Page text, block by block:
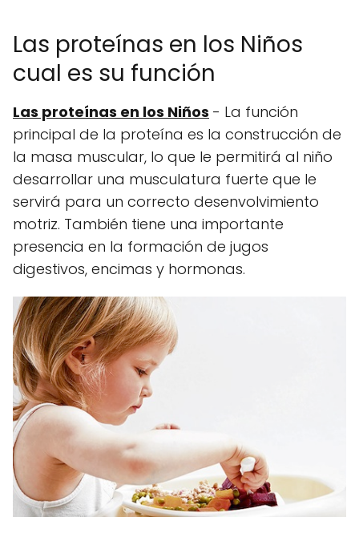
Las proteínas en los Niños
cual es su función
Las proteínas en los Niños - La función
principal de la proteína es la construcción de
la masa muscular, lo que le permitirá al niño
desarrollar una musculatura fuerte que le
servirá para un correcto desenvolvimiento
motriz. También tiene una importante
presencia en la formación de jugos
digestivos, encimas y hormonas.